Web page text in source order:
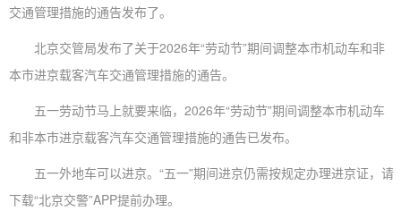
交通管理措施的通告发布了。
北京交管局发布了关于2026年“劳动节”期间调整本市机动车和非
本市进京载客汽车交通管理措施的通告。
五一劳动节马上就要来临，2026年“劳动节”期间调整本市机动车
和非本市进京载客汽车交通管理措施的通告已发布。
五一外地车可以进京。“五一”期间进京仍需按规定办理进京证，请
下载“北京交警”APP提前办理。